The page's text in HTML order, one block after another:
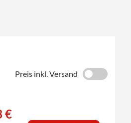
Preis inkl. Versand
€